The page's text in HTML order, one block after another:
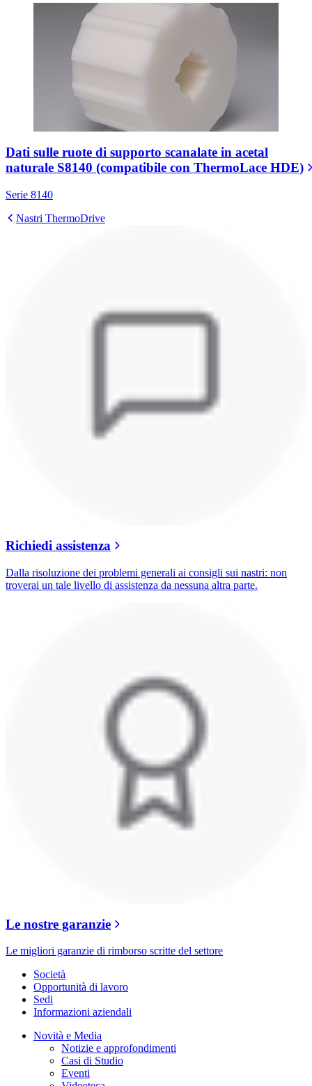
Dati sulle ruote di supporto scanalate in acetal
naturale S8140 (compatibile con ThermoLace HDE)
Serie 8140
Nastri ThermoDrive
Richiedi assistenza
Dalla risoluzione dei problemi generali ai consigli sui nastri: non
troverai un tale livello di assistenza da nessuna altra parte.
Le nostre garanzie
Le migliori garanzie di rimborso scritte del settore
Società
Opportunità di lavoro
Sedi
Informazioni aziendali
Novità e Media
Notizie e approfondimenti
Casi di Studio
Eventi